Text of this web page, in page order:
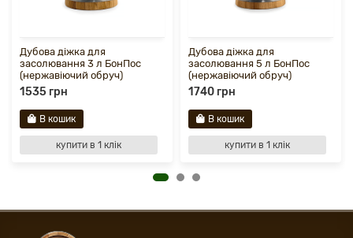
Дубова діжка для
засолювання 3 л БонПос
(нержавіючий обруч)
1535 грн
В кошик
купити в 1 клік
Дубова діжка для
засолювання 5 л БонПос
(нержавіючий обруч)
1740 грн
В кошик
купити в 1 клік